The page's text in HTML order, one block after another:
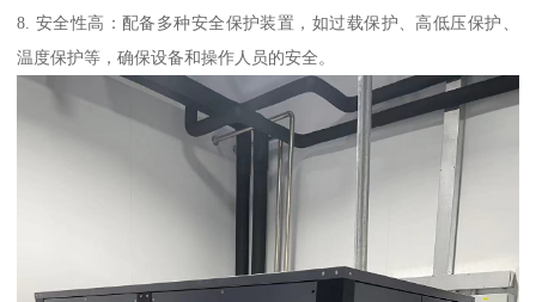
8. 安全性高：配备多种安全保护装置，如过载保护、高低压保护、
温度保护等，确保设备和操作人员的安全。